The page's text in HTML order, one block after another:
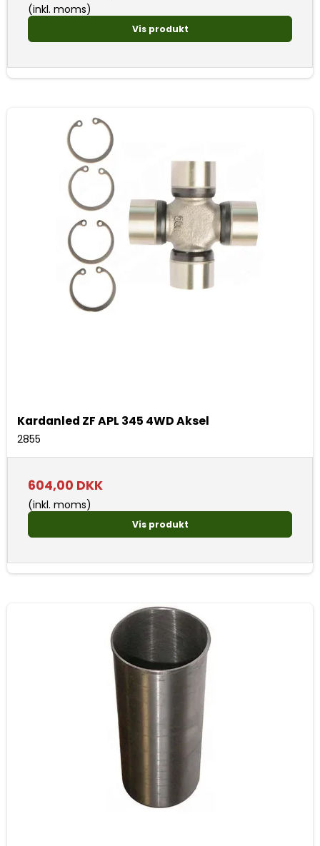
(inkl. moms)
Vis produkt
Kardanled ZF APL 345 4WD Aksel
2855
604,00 DKK
(inkl. moms)
Vis produkt